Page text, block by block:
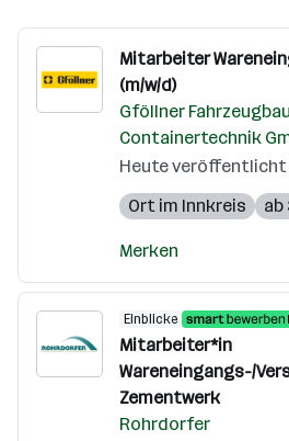
Mitarbeiter
(m/w/d)
Gföllner
Containertechnik
Heute veröffentlicht
Ort im Innkreis
ab
Merken
Einblicke
Mitarbeiter*in
Wareneingangs-/
Zementwerk
Rohrdorfer